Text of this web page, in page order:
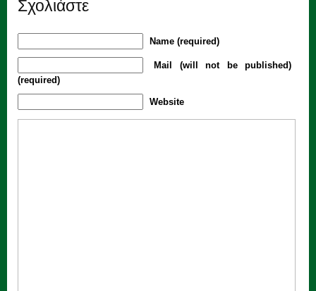
Σχολιάστε
Name (required)
Mail (will not be published)
(required)
Website